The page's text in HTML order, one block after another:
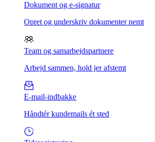
Dokument og e-signatur
Opret og underskriv dokumenter nemt
Team og samarbejdspartnere
Arbejd sammen, hold jer afstemt
E-mail-indbakke
Håndtér kundemails ét sted